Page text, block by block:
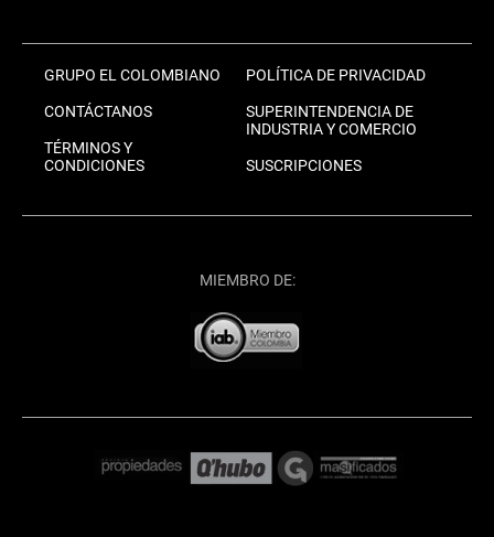
GRUPO EL COLOMBIANO
CONTÁCTANOS
TÉRMINOS Y
CONDICIONES
POLÍTICA DE PRIVACIDAD
SUPERINTENDENCIA DE
INDUSTRIA Y COMERCIO
SUSCRIPCIONES
MIEMBRO DE: